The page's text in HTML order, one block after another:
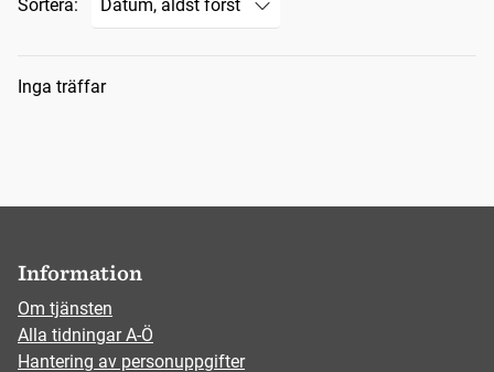
Sortera:
Sökresultat
Inga träffar
Information
Om tjänsten
Alla tidningar A-Ö
Hantering av personuppgifter